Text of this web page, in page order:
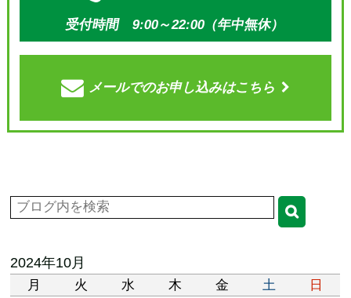
受付時間 9:00～22:00（年中無休）
メールでのお申し込みはこちら
2024年10月
月 火 水 木 金 土
日